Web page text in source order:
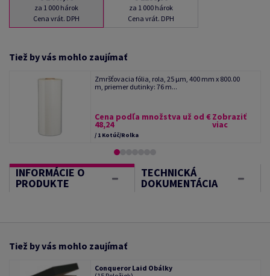
za 1 000 hárok
Cena vrát. DPH
za 1 000 hárok
Cena vrát. DPH
Tiež by vás mohlo zaujímať
Zmršťovacia fólia, rola, 25 µm, 400 mm x 800.00
m, priemer dutinky: 76 m...
Cena podľa množstva už od €
48,24
/ 1 Kotúč/Rolka
Zobraziť
viac
INFORMÁCIE O
PRODUKTE
TECHNICKÁ
DOKUMENTÁCIA
Tiež by vás mohlo zaujímať
Conqueror Laid Obálky